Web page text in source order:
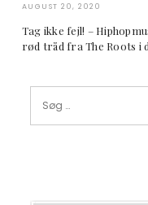
AUGUST 20, 2020
Tag ikke fejl! –
rød tråd fra The Roots i